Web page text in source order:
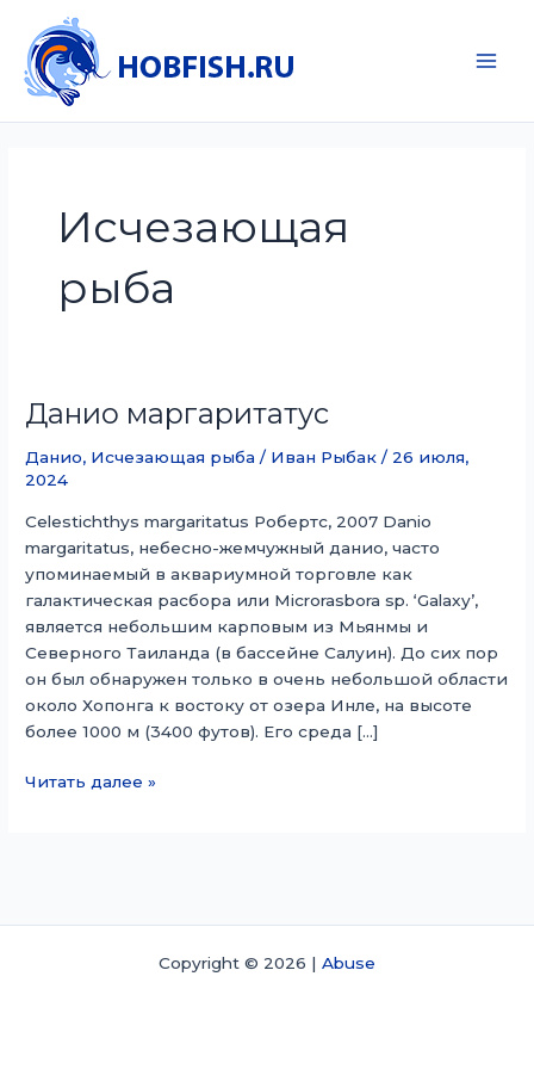
содержимому
Исчезающая
рыба
Данио маргаритатус
Данио, Исчезающая рыба / Иван Рыбак/ 26 июля,
2024
Celestichthys margaritatus Робертс, 2007 Danio
margaritatus, небесно-жемчужный данио, часто
упоминаемый в аквариумной торговле как
галактическая расбора или Microrasbora sp. ‘Galaxy’,
является небольшим карповым из Мьянмы и
Северного Таиланда (в бассейне Салуин). До сих пор
он был обнаружен только в очень небольшой области
около Хопонга к востоку от озера Инле, на высоте
более 1000 м (3400 футов). Его среда […]
Данио
Читать далее »
Copyright © 2026 | Abuse